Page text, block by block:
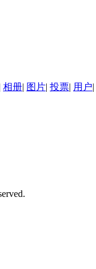
相册| 图片| 投票| 用户|